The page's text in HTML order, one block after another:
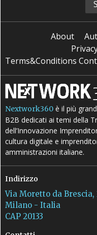
About
Terms&Conditions
Nextwork360 è il più
B2B dedicati ai temi della
dell’Innovazione
cultura digitale e
amministrazioni italiane.
Indirizzo
Via Moretto da Brescia,
Milano - Italia
CAP 20133